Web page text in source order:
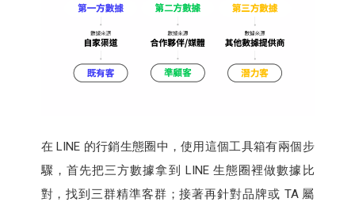
在 LINE 的行銷生態圈中，使用這個工具箱有兩個步
驟，首先把三方數據拿到 LINE 生態圈裡做數據比
對，找到三群精準客群；接著再針對品牌或 TA 屬